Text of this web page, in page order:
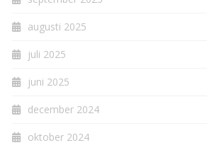
augusti 2025
juli 2025
juni 2025
december 2024
oktober 2024